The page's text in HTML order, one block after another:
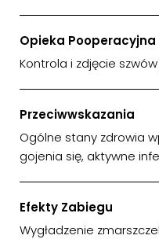
Opieka Pooperacyjna
Kontrola i zdjęcie
Przeciwwskazania
Ogólne stany zdrowia
gojenia się, aktywne
Efekty Zabiegu
Wygładzenie